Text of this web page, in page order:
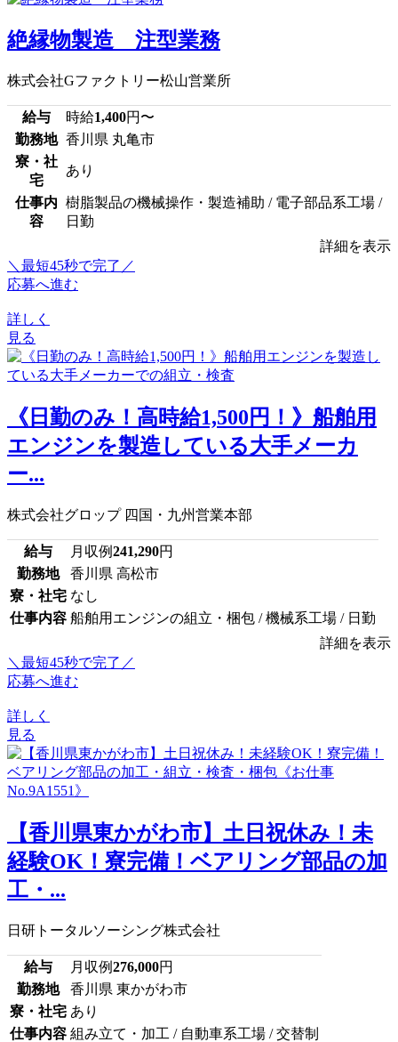
絶縁物製造 注型業務
株式会社Gファクトリー松山営業所
給与 時給1,400円〜
勤務地 香川県 丸亀市
寮・社
宅
あり
仕事内
容
樹脂製品の機械操作・製造補助 / 電子部品系工場 /
日勤
詳細を表示
＼最短45秒で完了／
応募へ進む
詳しく
見る
《日勤のみ！高時給1,500円！》船舶用
エンジンを製造している大手メーカ
ー...
株式会社グロップ 四国・九州営業本部
給与 月収例241,290円
勤務地
香川県 高松市
寮・社宅 なし
仕事内容 船舶用エンジンの組立・梱包 / 機械系工場 / 日勤
詳細を表示
＼最短45秒で完了／
応募へ進む
詳しく
見る
【香川県東かがわ市】土日祝休み！未
経験OK！寮完備！ベアリング部品の加
工・...
日研トータルソーシング株式会社
給与 月収例276,000円
勤務地
香川県 東かがわ市
寮・社宅 あり
仕事内容 組み立て・加工 / 自動車系工場 / 交替制